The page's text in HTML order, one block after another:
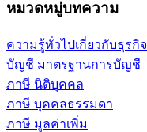
หมวดหมู่บทความ
ความรู้ทั่วไปเกี่ยวกับธุรกิจ
บัญชี มาตรฐานการบัญชี
ภาษี นิติบุคคล
ภาษี บุคคลธรรมดา
ภาษี มูลค่าเพิ่ม